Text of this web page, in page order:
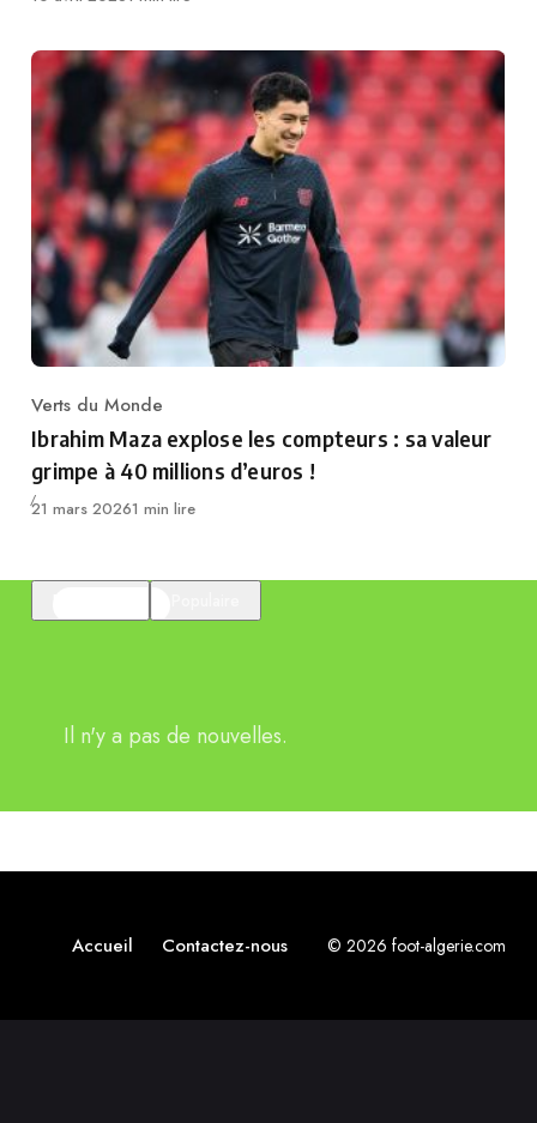
Category
Verts du Monde
Ibrahim Maza explose les compteurs : sa valeur
grimpe à 40 millions d’euros !
Publié
21 mars 20261 min lire
Il n'y a pas de nouvelles.
Accueil Contactez-nous © 2026 foot-algerie.com